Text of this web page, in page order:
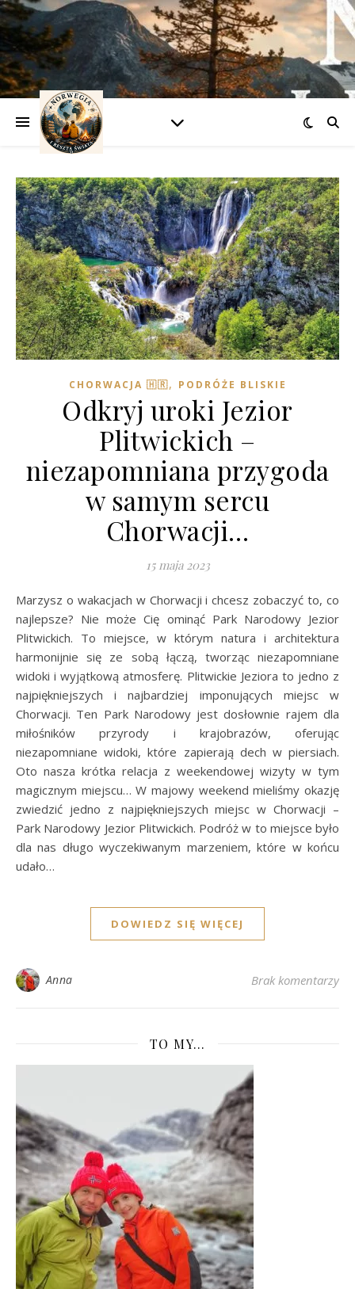
CHORWACJA 🇭🇷, PODRÓŻE BLISKIE
Odkryj uroki Jezior
Plitwickich –
niezapomniana przygoda
w samym sercu
Chorwacji…
15 maja 2023
Marzysz o wakacjach w Chorwacji i chcesz zobaczyć to, co
najlepsze? Nie może Cię ominąć Park Narodowy Jezior
Plitwickich. To miejsce, w którym natura i architektura
harmonijnie się ze sobą łączą, tworząc niezapomniane
widoki i wyjątkową atmosferę. Plitwickie Jeziora to jedno z
najpiękniejszych i najbardziej imponujących miejsc w
Chorwacji. Ten Park Narodowy jest dosłownie rajem dla
miłośników przyrody i krajobrazów, oferując
niezapomniane widoki, które zapierają dech w piersiach.
Oto nasza krótka relacja z weekendowej wizyty w tym
magicznym miejscu… W majowy weekend mieliśmy okazję
zwiedzić jedno z najpiękniejszych miejsc w Chorwacji –
Park Narodowy Jezior Plitwickich. Podróż w to miejsce było
dla nas długo wyczekiwanym marzeniem, które w końcu
udało…
DOWIEDZ SIĘ WIĘCEJ
Anna Brak komentarzy
TO MY…